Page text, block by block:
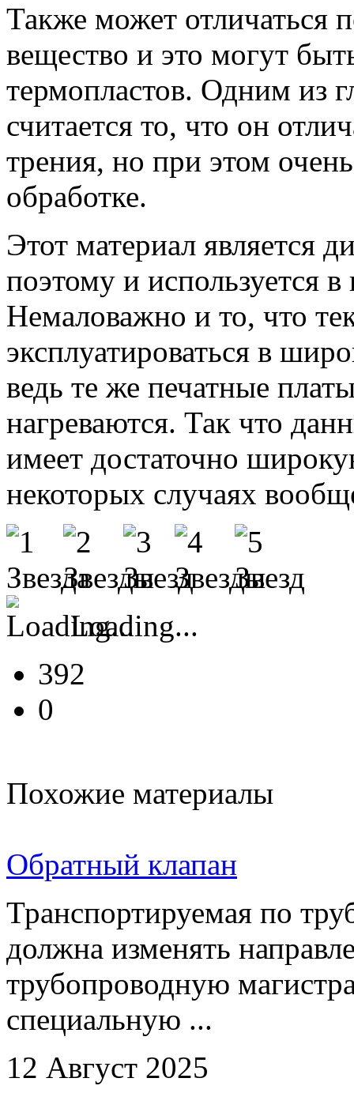
Также может отличаться
вещество и это могут
термопластов. Одним из
считается то, что он
трения, но при этом
обработке.
Этот материал является
поэтому и используется
Немаловажно и то, что
эксплуатироваться в
ведь те же печатные
нагреваются. Так что
имеет достаточно
некоторых случаях
Loading...
392
0
Похожие материалы
Обратный клапан
Транспортируемая по
должна изменять
трубопроводную
специальную ...
12 Август 2025